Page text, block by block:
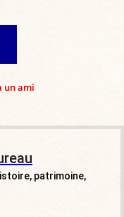
un ami
patrimoine,